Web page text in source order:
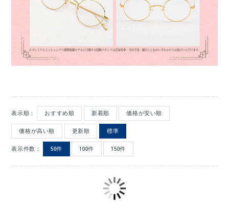
表示順： おすすめ順 新着順 価格が安い順
価格が高い順 更新順 標準
表示件数： 50件 100件 150件